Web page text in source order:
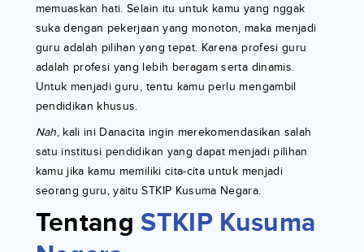
memuaskan hati. Selain itu untuk kamu yang nggak
suka dengan pekerjaan yang monoton, maka menjadi
guru adalah pilihan yang tepat. Karena profesi guru
adalah profesi yang lebih beragam serta dinamis.
Untuk menjadi guru, tentu kamu perlu mengambil
pendidikan khusus.
Nah, kali ini Danacita ingin merekomendasikan salah
satu institusi pendidikan yang dapat menjadi pilihan
kamu jika kamu memiliki cita-cita untuk menjadi
seorang guru, yaitu STKIP Kusuma Negara.
TentangSTKIP Kusuma